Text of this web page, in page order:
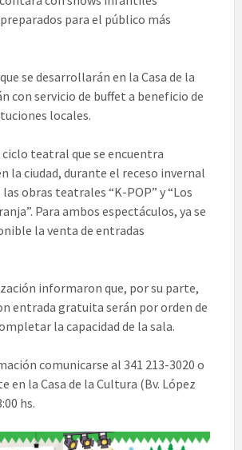
para el público más
se desarrollarán en la Casa de la
con servicio de buffet a beneficio de
locales.
teatral que se encuentra
la ciudad, durante el receso invernal
obras teatrales “K-POP” y “Los
Para ambos espectáculos, ya se
la venta de entradas
informaron que, por su parte,
entrada gratuita serán por orden de
la capacidad de la sala.
comunicarse al 341 213-3020 o
en la Casa de la Cultura (Bv. López
hs.